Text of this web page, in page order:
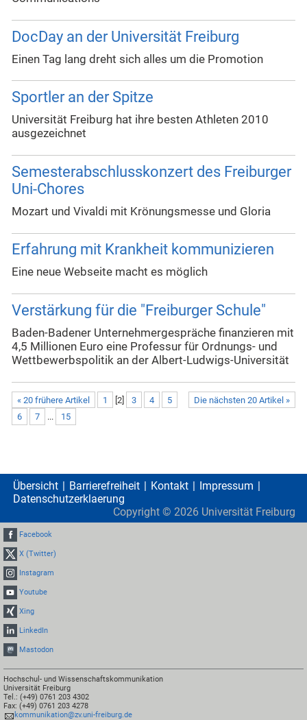
DocDay an der Universität Freiburg
Einen Tag lang dreht sich alles um die Promotion
Sportler an der Spitze
Universität Freiburg hat ihre besten Athleten 2010
ausgezeichnet
Semesterabschlusskonzert des Freiburger
Uni-Chores
Mozart und Vivaldi mit Krönungsmesse und Gloria
Erfahrung mit Krankheit kommunizieren
Eine neue Webseite macht es möglich
Verstärkung für die "Freiburger Schule"
Baden-Badener Unternehmergespräche finanzieren mit
4,5 Millionen Euro eine Professur für Ordnungs- und
Wettbewerbspolitik an der Albert-Ludwigs-Universität
« 20 frühere Artikel Die nächsten 20 Artikel »
1 [2] 3 4
5
6
7 ... 15
Übersicht Barrierefreiheit Kontakt
Impressum
Datenschutzerklaerung
Copyright © 2026 Universität Freiburg
Facebook
X (Twitter)
Instagram
Youtube
Xing
LinkedIn
Mastodon
Hochschul- und Wissenschaftskommunikation
Universität Freiburg
Tel.: (+49) 0761 203 4302
Fax: (+49) 0761 203 4278
kommunikation@zv.uni-freiburg.de